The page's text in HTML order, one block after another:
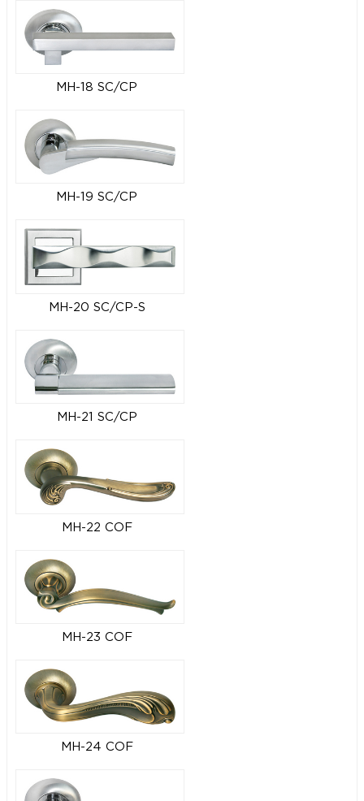
MH-18 SC/CP
MH-19 SC/CP
MH-20 SC/CP-S
MH-21 SC/CP
MH-22 COF
MH-23 COF
MH-24 COF